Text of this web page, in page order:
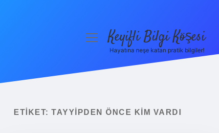
Yasal Uyarı
menüyüKeyifli Bilgi Köşesi
Hayatına neşe katan pratik bilgiler!
ETIKET: TAYYIPDEN ÖNCE KIM VARDI